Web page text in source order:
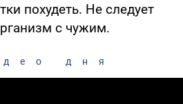
похудеть. Не следует
с чужим.
дня